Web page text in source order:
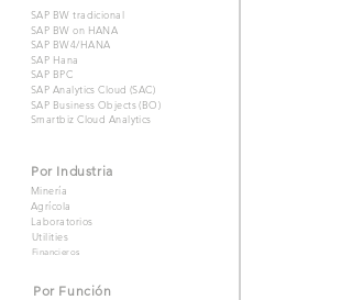
SAP BW tradicional
SAP BW on HANA
SAP BW4/HANA
SAP Hana
SAP BPC
SAP Analytics Cloud (SAC)
SAP Business Objects (BO)
Smartbiz Cloud Analytics
Por Función
Por Industria
Minería
Agrícola
Laboratorios
Utilities
Financieros